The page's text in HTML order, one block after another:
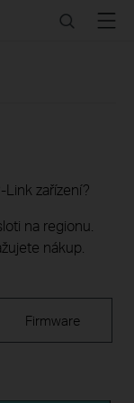
SearchMenu
zařízení?
na regionu.
nákup.
Firmware